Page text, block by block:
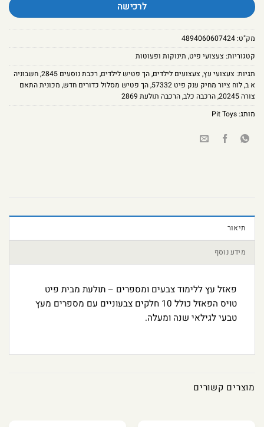
לרכישה
מק"ט:4894060607424
קטגוריות: צעצועי פיט, תינוקות ופעוטות
תגיות: צעצועי עץ, צעצועים לילדים,הך פטיש לילדים, רכבת נוסעים 2845 ,חשבוניה
א ב,לוח ציור מחיק ענק פיט 57332 ,הך פטיש מסלול כדורים חדש, מכונית התאם
צורה 20245
,הרכבה כלב,הרכבה תולעת 2869
מותג:Pit Toys
תיאור
מידע נוסף
פאזל עץ ללימוד צבעים ומספרים – תולעת מבית פיט
טויס הפאזל כולל 10 חלקים צבעוניים עם מספרים מעץ
טבעי לגילאי שנה ומעלה.
מוצרים קשורים